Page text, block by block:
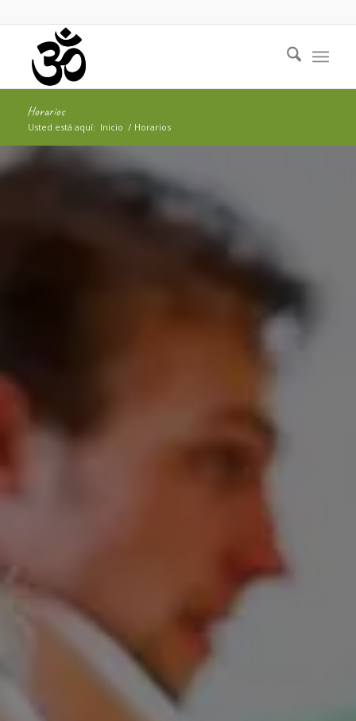
Horarios
Usted está aquí: Inicio / Horarios